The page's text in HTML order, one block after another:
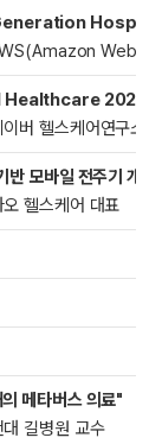
Web
2022"
이버 헬스케어연구소
반 모바일 전주기 개
헬스케어 대표
메타버스 의료"
대 길병원 교수